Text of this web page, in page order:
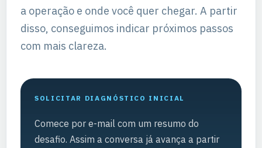
a operação e onde você quer chegar. A partir
disso, conseguimos indicar próximos passos
com mais clareza.
SOLICITAR DIAGNÓSTICO INICIAL
Comece por e-mail com um resumo do
desafio. Assim a conversa já avança a partir